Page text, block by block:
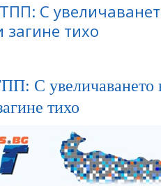
С
тихо
С увеличаването
тихо